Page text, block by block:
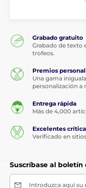
Grabado gratuito
Grabado de texto
trofeos.
Premios
Una gama
personalización a
Entrega rápida
Más de 4,000
Excelentes
Verificado en
Suscríbase al boletín
Introduzca aquí su